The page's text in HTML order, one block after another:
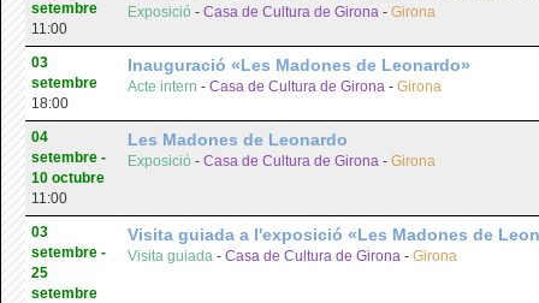
setembre
11:00
Exposició - Casa de Cultura de Girona - Girona
03
setembre
18:00
Inauguració «Les Madones de Leonardo»
Acte intern - Casa de Cultura de Girona - Girona
04
setembre -
10 octubre
11:00
Les Madones de Leonardo
Exposició - Casa de Cultura de Girona - Girona
03
setembre -
25
setembre
Visita guiada a l'exposició «Les Madones de
Visita guiada - Casa de Cultura de Girona - Girona